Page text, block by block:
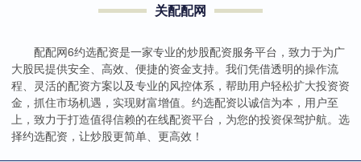
关配配网
配配网6约选配资是一家专业的炒股配资服务平台，致力于为广
大股民提供安全、高效、便捷的资金支持。我们凭借透明的操作流
程、灵活的配资方案以及专业的风控体系，帮助用户轻松扩大投资资
金，抓住市场机遇，实现财富增值。约选配资以诚信为本，用户至
上，致力于打造值得信赖的在线配资平台，为您的投资保驾护航。选
择约选配资，让炒股更简单、更高效！